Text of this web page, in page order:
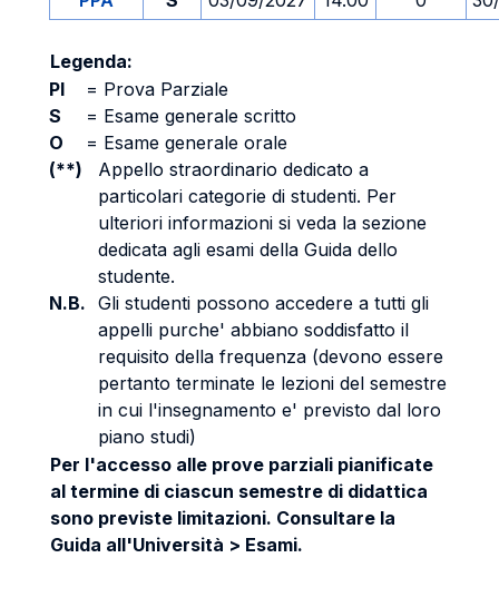
Legenda:
PI
= Prova Parziale
S
= Esame generale scritto
O
= Esame generale orale
(**)
Appello straordinario dedicato a
particolari categorie di studenti. Per
ulteriori informazioni si veda la sezione
dedicata agli esami della Guida dello
studente.
N.B. Gli studenti possono accedere a tutti gli
appelli purche' abbiano soddisfatto il
requisito della frequenza (devono essere
pertanto terminate le lezioni del semestre
in cui l'insegnamento e' previsto dal loro
piano studi)
Per l'accesso alle prove parziali pianificate
al termine di ciascun semestre di didattica
sono previste limitazioni. Consultare la
Guida all'Università > Esami.